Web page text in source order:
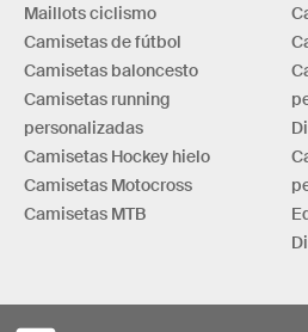
Maillots ciclismo
Camisetas de fútbol
Camisetas baloncesto
Camisetas running
personalizadas
Camisetas Hockey hielo
Camisetas Motocross
Camisetas MTB